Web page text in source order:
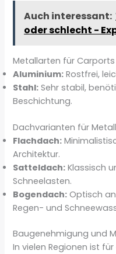
Auch interessant:
oder schlecht -
Metallarten für Carports
Aluminium: Rostfrei,
Stahl: Sehr stabil,
Beschichtung.
Dachvarianten für
Flachdach:
Architektur.
Satteldach: Klassisch
Schneelasten.
Bogendach: Optisch
Regen- und
Baugenehmigung und
In vielen Regionen ist